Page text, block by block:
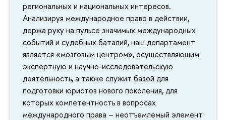
региональных и национальных интересов.
Анализируя международное право в действии,
держа руку на пульсе значимых международных
событий и судебных баталий, наш департамент
является «мозговым центром», осуществляющим
экспертную и научно-исследовательскую
деятельность, а также служит базой для
подготовки юристов нового поколения, для
которых компетентность в вопросах
международного права – неотъемлемый элемент